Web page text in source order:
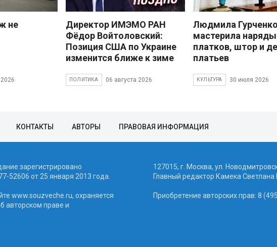
не
Директор ИМЭМО РАН
Фёдор Войтоловский:
Позиция США по Украине
изменится ближе к зиме
ПОЛИТИКА 06 августа 2026
Людмила Гурченко
мастерила наряды
платков, штор и
платьев
КУЛЬТУРА 30 июля 2026
КОНТАКТЫ АВТОРЫ ПРАВОВАЯ ИНФОРМАЦИЯ
зарегистрировано
52606 от 25 января 2013 года.
www.souzveche.ru, охраняется
авторском праве и
127015, г. Москва, ул.
Главный редактор Камека
Приобретение авторских прав: 8